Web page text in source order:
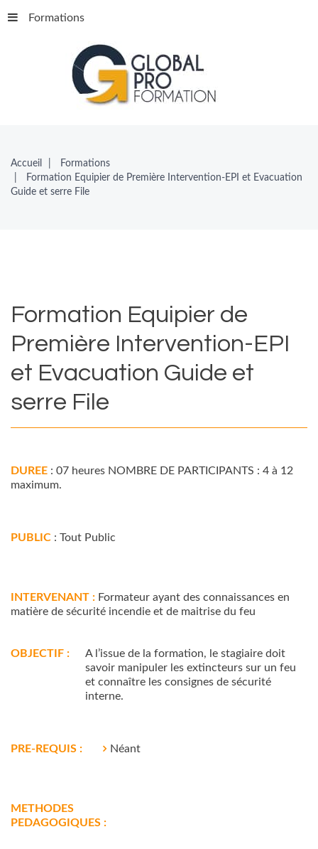
Formations
Accueil
Formations
Formation Equipier de Première Intervention-EPI et Evacuation
Guide et serre File
Formation Equipier de
Première Intervention-EPI
et Evacuation Guide et
serre File
DUREE : 07 heures NOMBRE DE PARTICIPANTS : 4 à 12
maximum.
PUBLIC : Tout Public
INTERVENANT : Formateur ayant des connaissances en
matière de sécurité incendie et de maitrise du feu
OBJECTIF :
A l’issue de la formation, le stagiaire doit
savoir manipuler les extincteurs sur un feu
et connaître les consignes de sécurité
interne.
PRE-REQUIS : Néant
METHODES
PEDAGOGIQUES :